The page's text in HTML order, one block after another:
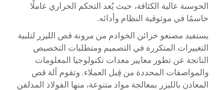
الحوسبة عالية الكثافة، حيث يُعد التحكم الحراري عاملًا
حاسمًا في موثوقية النظام وأدائه.
يستفيد مصنعو خزائن الخوادم من مرونة قص الليزر لتلبية
التغييرات المتكررة في التصميم ومتطلبات التخصيص
الناتجة عن تطور معايير معدات تكنولوجيا المعلومات
والمواصفات المحددة من قِبل العملاء. وتقوم آلة قص
المعادن بالليزر بمعالجة مواد متنوعة، منها الفولاذ المدلفن